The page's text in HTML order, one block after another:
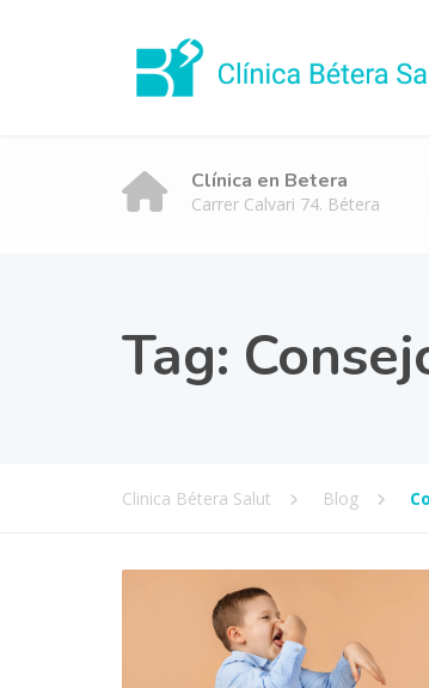
Clínica en Betera
Carrer Calvari 74. Bétera
Tag:
Clinica Bétera Salut Blog